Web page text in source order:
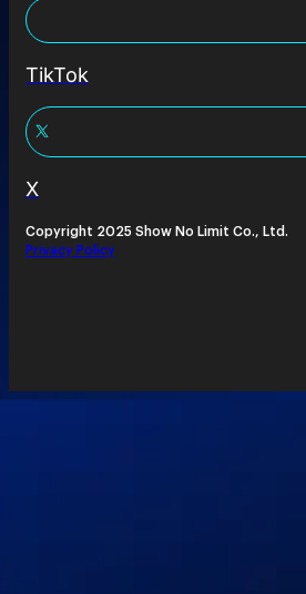
TikTok
X
Copyright 2025 Show No Limit Co., Ltd.
Privacy Policy